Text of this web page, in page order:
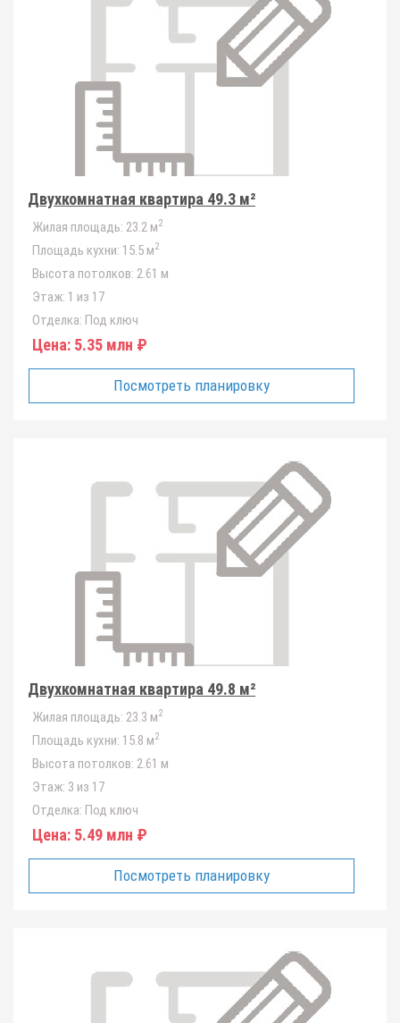
Двухкомнатная квартира 49.3 м²
Жилая площадь: 23.2 м2
Площадь кухни: 15.5 м2
Высота потолков: 2.61 м
Этаж: 1 из 17
Отделка: Под ключ
Цена: 5.35 млн ₽
Посмотреть планировку
Двухкомнатная квартира 49.8 м²
Жилая площадь: 23.3 м2
Площадь кухни: 15.8 м2
Высота потолков: 2.61 м
Этаж: 3 из 17
Отделка: Под ключ
Цена: 5.49 млн ₽
Посмотреть планировку